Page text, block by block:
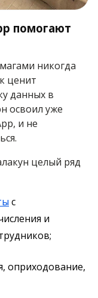
помогают
никогда
ценит
данных в
освоил уже
и не
целый ряд
с
и
оприходование,